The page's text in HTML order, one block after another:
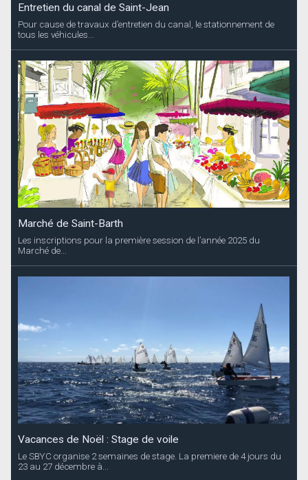
Entretien du canal de Saint-Jean
Pour cause de travaux d’entretien du canal, le stationnement de
tous les véhicules...
Marché de Saint-Barth
Les inscriptions pour la première session de l’année 2025 du
Marché de...
Vacances de Noël : Stage de voile
Le SBYC organise 2 semaines de stage. La premiere de 4 jours du
23 au 27 décembre à...